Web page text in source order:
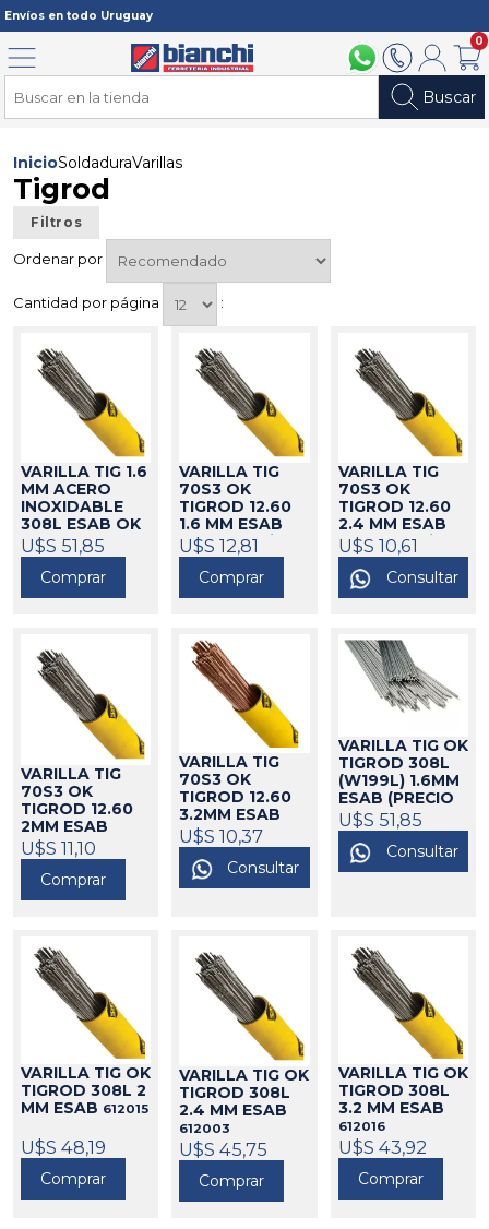
Envíos en todo Uruguay
094 211 1122902 2902Mi cuenta
0
Buscar
Menú
InicioSoldaduraVarillas
Tigrod
Filtros
Ordenar por
Cantidad por página :
VARILLA TIG 1.6
MM ACERO
INOXIDABLE
308L ESAB OK
TIGROD
729662 (x kilo)
612002
U$S 51,85
Comprar
VARILLA TIG
70S3 OK
TIGROD 12.60
1.6 MM ESAB
719225 (x kilo)
612010
U$S 12,81
Comprar
VARILLA TIG
70S3 OK
TIGROD 12.60
2.4 MM ESAB
719225 (x kilo)
612011
U$S 10,61
Consultar
VARILLA TIG
70S3 OK
TIGROD 12.60
2MM ESAB
612019
U$S 11,10
Comprar
VARILLA TIG
70S3 OK
TIGROD 12.60
3.2MM ESAB
612020
U$S 10,37
Consultar
VARILLA TIG OK
TIGROD 308L
(W199L) 1.6MM
ESAB (PRECIO
X KG).612022
U$S 51,85
Consultar
VARILLA TIG OK
TIGROD 308L 2
MM ESAB 612015
U$S 48,19
Comprar
VARILLA TIG OK
TIGROD 308L
2.4 MM ESAB
612003
U$S 45,75
Comprar
VARILLA TIG OK
TIGROD 308L
3.2 MM ESAB
612016
U$S 43,92
Comprar